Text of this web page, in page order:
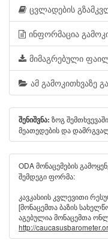
ცვლადების
ინფორმაცია
მიმაგრებული
ამ გამოკითხვაზე
შენიშვნა: ზოგ
მეათედების და
ODA მონაცემების
შემდეგი ფორმა:
კავკასიის კვლევითი
[მონაცემთა ბაზის
აგებულია მონაცემთა
http://